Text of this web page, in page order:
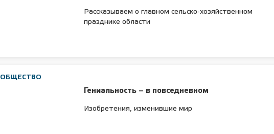
Рассказываем о главном сельско-хозяйственном
празднике области
ОБЩЕСТВО
Гениальность – в повседневном
Изобретения, изменившие мир